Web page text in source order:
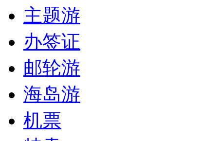
主题游
办签证
邮轮游
海岛游
机票